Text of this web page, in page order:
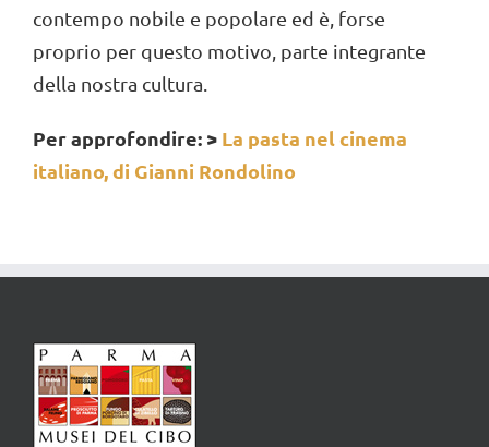
contempo nobile e popolare ed è, forse
proprio per questo motivo, parte integrante
della nostra cultura.
Per approfondire: > La pasta nel cinema
italiano, di Gianni Rondolino